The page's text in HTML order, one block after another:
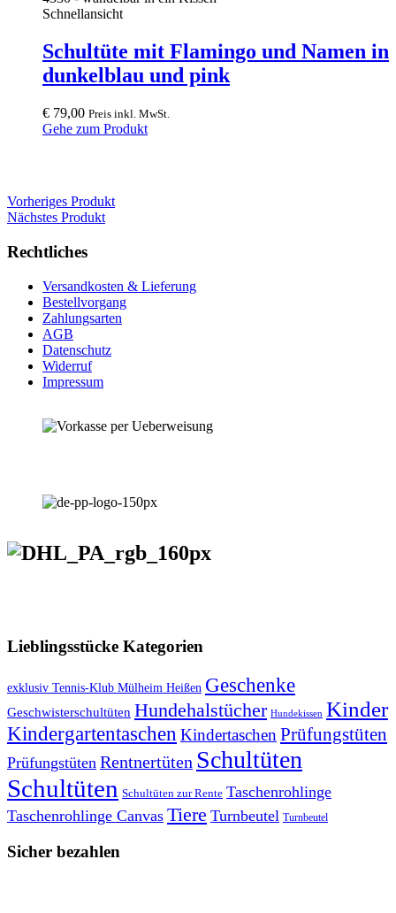
Schnellansicht
Schultüte mit Flamingo und Namen in
dunkelblau und pink
€ 79,00 Preis inkl. MwSt.
Gehe zum Produkt
Vorheriges Produkt
Nächstes Produkt
Rechtliches
Versandkosten & Lieferung
Bestellvorgang
Zahlungsarten
AGB
Datenschutz
Widerruf
Impressum
Lieblingsstücke Kategorien
exklusiv Tennis-Klub Mülheim Heißen Geschenke
Geschwisterschultüten Hundehalstücher Hundekissen Kinder
Kindergartentaschen Kindertaschen Prüfungstüten
Prüfungstüten Rentnertüten Schultüten
Schultüten Schultüten zur Rente Taschenrohlinge
Taschenrohlinge Canvas Tiere Turnbeutel Turnbeutel
Sicher bezahlen